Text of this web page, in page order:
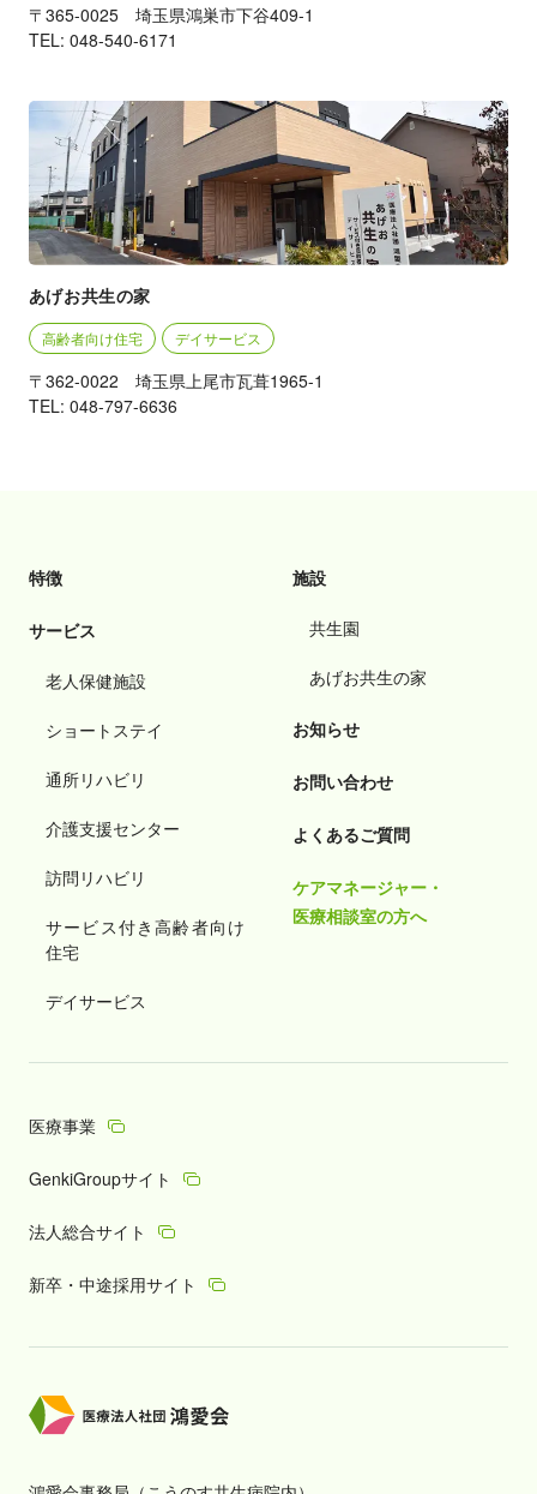
〒365-0025 埼玉県鴻巣市下谷409-1
TEL: 048-540-6171
あげお共生の家
高齢者向け住宅 デイサービス
〒362-0022 埼玉県上尾市瓦葺1965-1
TEL: 048-797-6636
特徴
サービス
老人保健施設
ショートステイ
通所リハビリ
介護支援センター
訪問リハビリ
サービス付き高齢者向け
住宅
デイサービス
施設
共生園
あげお共生の家
お知らせ
お問い合わせ
よくあるご質問
ケアマネージャー・
医療相談室の方へ
医療事業
GenkiGroupサイト
法人総合サイト
新卒・中途採用サイト